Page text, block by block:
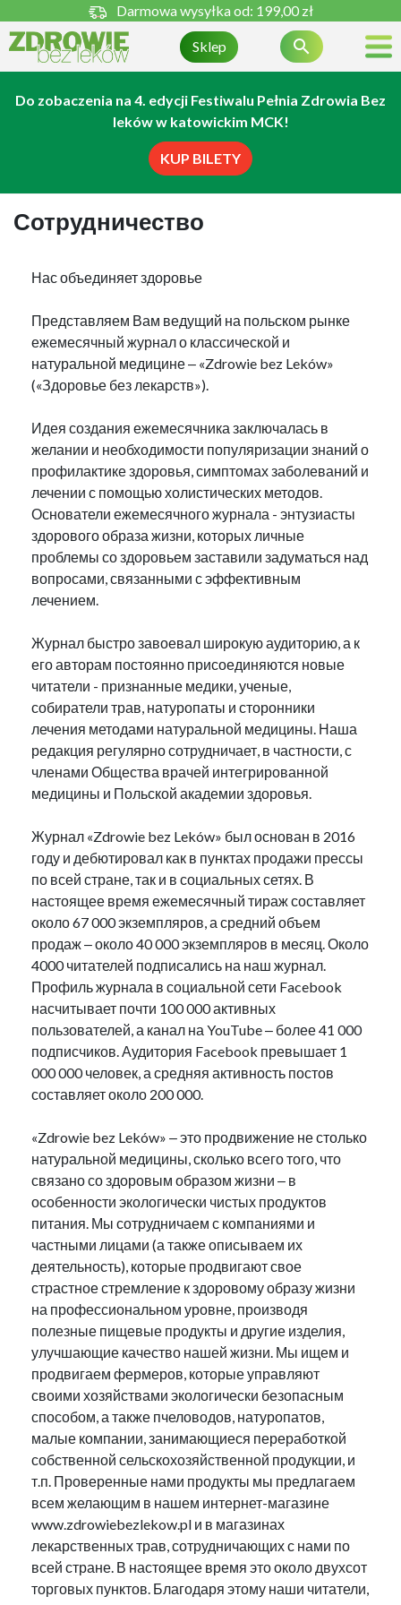
Darmowa wysyłka od: 199,00 zł
Sklep 
Do zobaczenia na 4. edycji Festiwalu Pełnia Zdrowia Bez
leków w katowickim MCK!
KUP BILETY
Сотрудничество
Нас объединяет здоровье
Представляем Вам ведущий на польском рынке
ежемесячный журнал о классической и
натуральной медицине ‒ «Zdrowie bez Leków»
(«Здоровье без лекарств»).
Идея создания ежемесячника заключалась в
желании и необходимости популяризации знаний о
профилактике здоровья, симптомах заболеваний и
лечении с помощью холистических методов.
Основатели ежемесячного журнала - энтузиасты
здорового образа жизни, которых личные
проблемы со здоровьем заставили задуматься над
вопросами, связанными с эффективным
лечением.
Журнал быстро завоевал широкую аудиторию, а к
его авторам постоянно присоединяются новые
читатели - признанные медики, ученые,
собиратели трав, натуропаты и сторонники
лечения методами натуральной медицины. Наша
редакция регулярно сотрудничает, в частности, с
членами Общества врачей интегрированной
медицины и Польской академии здоровья.
Журнал «Zdrowie bez Leków» был основан в 2016
году и дебютировал как в пунктах продажи прессы
по всей стране, так и в социальных сетях. В
настоящее время ежемесячный тираж составляет
около 67 000 экземпляров, а средний объем
продаж ‒ около 40 000 экземпляров в месяц. Около
4000 читателей подписались на наш журнал.
Профиль журнала в социальной сети Facebook
насчитывает почти 100 000 активных
пользователей, а канал на YouTube ‒ более 41 000
подписчиков. Аудитория Facebook превышает 1
000 000 человек, а средняя активность постов
составляет около 200 000.
«Zdrowie bez Leków» ‒ это продвижение не столько
натуральной медицины, сколько всего того, что
связано со здоровым образом жизни ‒ в
особенности экологически чистых продуктов
питания. Мы сотрудничаем с компаниями и
частными лицами (а также описываем их
деятельность), которые продвигают свое
страстное стремление к здоровому образу жизни
на профессиональном уровне, производя
полезные пищевые продукты и другие изделия,
улучшающие качество нашей жизни. Мы ищем и
продвигаем фермеров, которые управляют
своими хозяйствами экологически безопасным
способом, а также пчеловодов, натуропатов,
малые компании, занимающиеся переработкой
собственной сельскохозяйственной продукции, и
т.п. Проверенные нами продукты мы предлагаем
всем желающим в нашем интернет-магазине
www.zdrowiebezlekow.pl и в магазинах
лекарственных трав, сотрудничающих с нами по
всей стране. В настоящее время это около двухсот
торговых пунктов. Благодаря этому наши читатели,